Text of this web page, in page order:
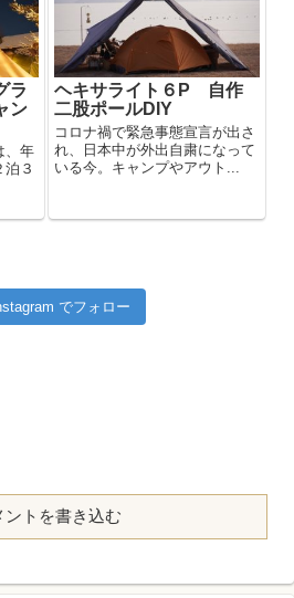
ラ
ン
、年
３
ヘキサライト６P 自作
二股ポールDIY
コロナ禍で緊急事態宣言が出さ
れ、日本中が外出自粛になって
いる今。キャンプやアウト...
でフォロー
ントを書き込む